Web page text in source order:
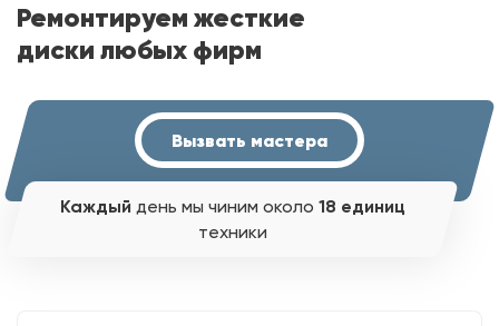
Ремонтируем жесткие
диски любых фирм
Вызвать мастера
Каждый день мы чиним около 18 единиц
техники